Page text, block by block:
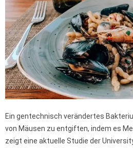
Ein gentechnisch verändertes
von Mäusen zu entgiften, indem es
zeigt eine aktuelle Studie der